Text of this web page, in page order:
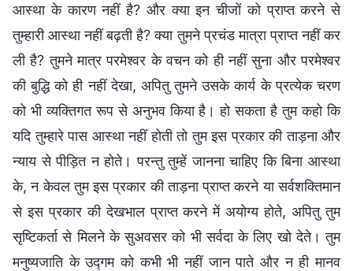
आस्था के कारण नहीं है? और क्या इन चीजों को प्राप्त करने से
तुम्हारी आस्था नहीं बढ़ती है? क्या तुमने प्रचंड मात्रा प्राप्त नहीं कर
ली है? तुमने मात्र परमेश्वर के वचन को ही नहीं सुना और परमेश्वर
की बुद्धि को ही नहीं देखा, अपितु तुमने उसके कार्य के प्रत्येक चरण
को भी व्यक्तिगत रूप से अनुभव किया है। हो सकता है तुम कहो कि
यदि तुम्हारे पास आस्था नहीं होती तो तुम इस प्रकार की ताड़ना और
न्याय से पीड़ित न होते। परन्तु तुम्हें जानना चाहिए कि बिना आस्था
के, न केवल तुम इस प्रकार की ताड़ना प्राप्त करने या सर्वशक्तिमान
से इस प्रकार की देखभाल प्राप्त करने में अयोग्य होते, अपितु तुम
सृष्टिकर्ता से मिलने के सुअवसर को भी सर्वदा के लिए खो देते। तुम
मनुष्यजाति के उद्गम को कभी भी नहीं जान पाते और न ही मानव